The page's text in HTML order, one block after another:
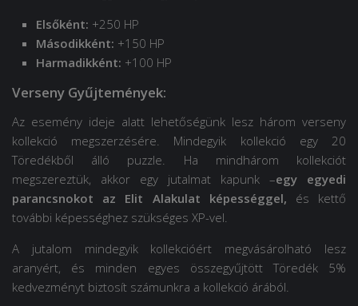
Elsőként: +250 HP
Másodikként: +150 HP
Harmadikként: +100 HP
Verseny Gyűjtemények:
Az esemény ideje alatt lehetőségünk lesz három verseny
kollekció megszerzésére. Mindegyik kollekció egy 20
Töredékből álló puzzle. Ha mindhárom kollekciót
megszereztük, akkor egy jutalmat kapunk –egy egyedi
parancsnokot az Elit Alakulat képességgel, és kettő
további képességhez szükséges XP-vel.
A jutalom mindegyik kollekcióért megvásárolható lesz
aranyért, és minden egyes összegyűjtött Töredék 5%
kedvezményt biztosít számunkra a kollekció árából.